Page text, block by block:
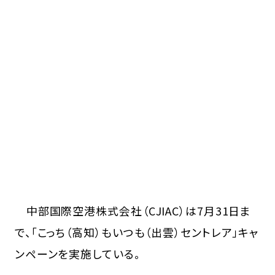
中部国際空港株式会社（CJIAC）は7月31日ま
で、「こっち（高知）もいつも（出雲）セントレア」キャ
ンペーンを実施している。